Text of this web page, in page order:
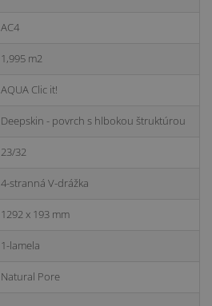
AC4
1,995 m2
AQUA Clic it!
Deepskin - povrch s hlbokou štruktúrou
23/32
4-stranná V-drážka
1292 x 193 mm
1-lamela
Natural Pore